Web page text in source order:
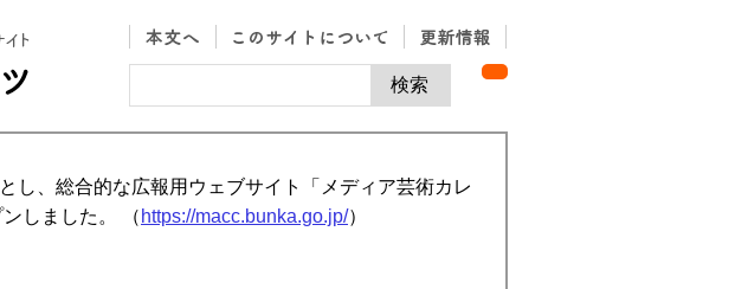
し、総合的な広報用ウェブサイト「メディア芸術カレ
しました。 （ https://macc.bunka.go.jp/）